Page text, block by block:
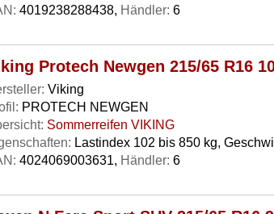
4019238288438, Händler: 6
Protech Newgen 215/65 R16
Viking
PROTECH NEWGEN
Sommerreifen VIKING
Lastindex 102 bis 850 kg,
4024069003631, Händler: 6